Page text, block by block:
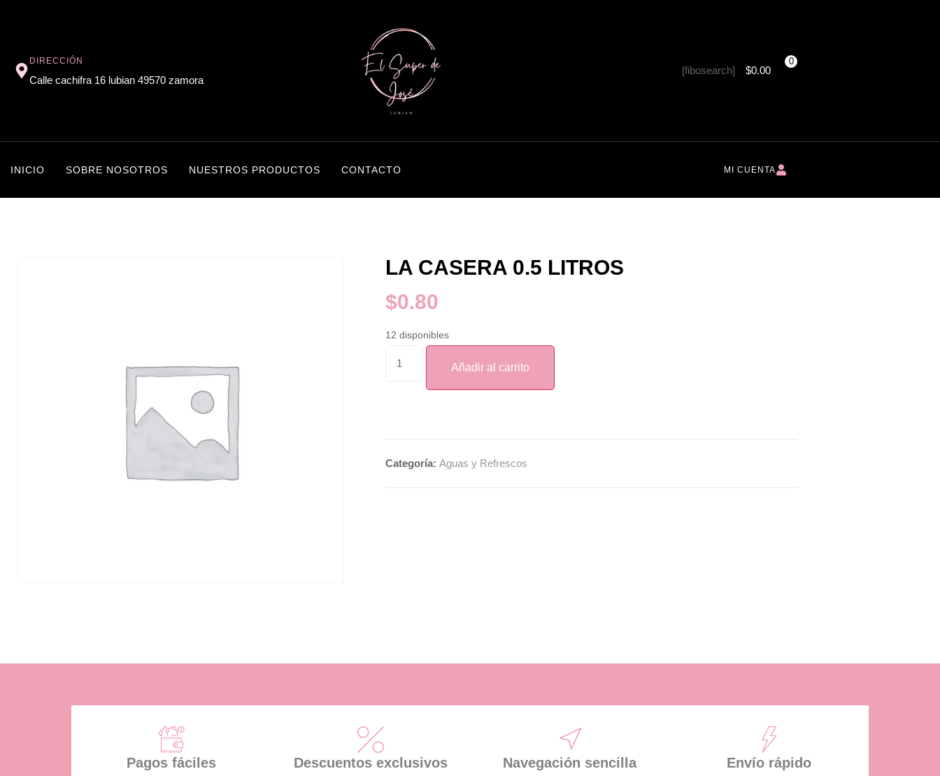
DIRECCIÓN
Calle cachifra 16 lubian 49570 zamora
[fibosearch] $0.00
0
INICIO SOBRE NOSOTROS NUESTROS PRODUCTOS CONTACTO MI CUENTA
LA CASERA 0.5 LITROS
$0.80
12 disponibles
Añadir al carrito
Categoría: Aguas y Refrescos
Pagos fáciles Descuentos exclusivos Navegación sencilla Envío rápido